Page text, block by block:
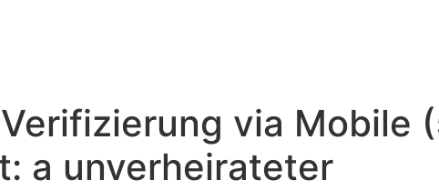
via Mobile
a unverheirateter